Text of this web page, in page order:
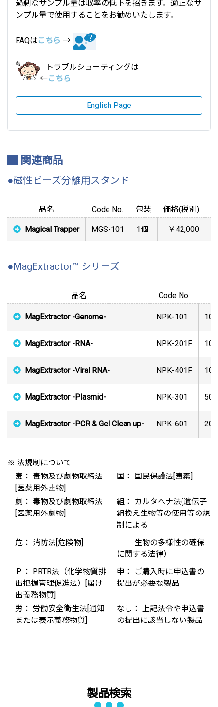
過剰なサンプル量は収率の低下を招きます。適正なサ
ンプル量で使用することをお勧めいたします。
FAQは こちら →
トラブルシューティングは
←こちら
English Page
関連商品
●磁性ビーズ分離用スタンド
品名 Code No. 包装 価格(税別)
Magical Trapper MGS-101 1個 ￥42,000
●MagExtractor™ シリーズ
品名 Code No.
MagExtractor -Genome- NPK-101
MagExtractor -RNA- NPK-201F
MagExtractor -Viral RNA- NPK-401F
MagExtractor -Plasmid- NPK-301
MagExtractor -PCR & Gel Clean up- NPK-601
※ 法規制について
毒： 毒物及び劇物取締法
[医薬用外毒物]
国： 国民保護法[毒素]
劇： 毒物及び劇物取締法
[医薬用外劇物]
組： カルタヘナ法(遺伝子
組換え生物等の使用等の規
制による
危： 消防法[危険物]
生物の多様性の確保
に関する法律）
Ｐ： PRTR法（化学物質排
出把握管理促進法）[届け
出義務物質]
申： ご購入時に申込書の
提出が必要な製品
労： 労働安全衛生法[通知
または表示義務物質]
なし： 上記法令や申込書
の提出に該当しない製品
製品検索